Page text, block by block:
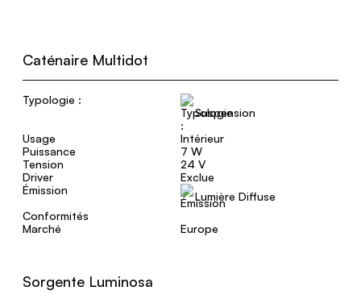
Caténaire Multidot
Typologie :
Suspension
Usage
Intérieur
Puissance
7 W
Tension
24 V
Driver
Exclue
Émission
Lumière Diffuse
Conformités
Marché
Europe
Sorgente Luminosa